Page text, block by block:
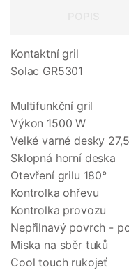
Kontaktní gril
Solac GR5301
Multifunkční gril
Výkon 1500 W
Velké varné desky
Sklopná horní deska
Otevření grilu 180°
Kontrolka ohřevu
Kontrolka provozu
Nepřilnavý povrch -
Miska na sběr tuků
Cool touch rukojeť